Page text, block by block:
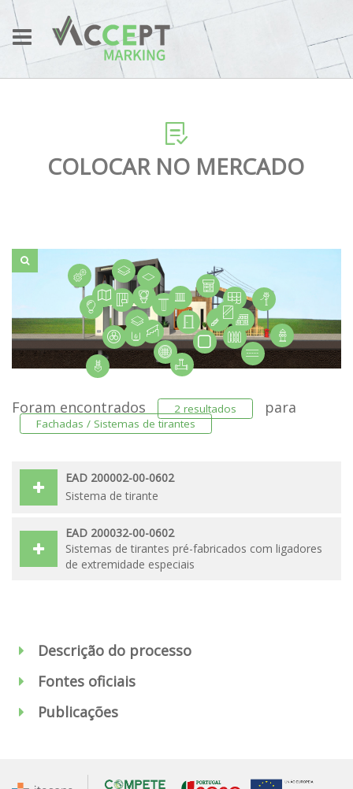
COLOCAR NO MERCADO
Foram encontrados 2 resultados para
Fachadas / Sistemas de tirantes
EAD 200002-00-0602
Sistema de tirante
EAD 200032-00-0602
Sistemas de tirantes pré-fabricados com ligadores
de extremidade especiais
Descrição do processo
Fontes oficiais
Publicações